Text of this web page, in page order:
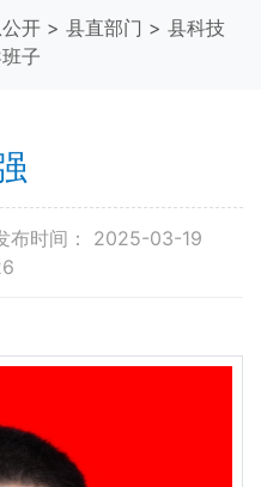
开 > 县直部门 > 县科技
子
布时间： 2025-03-19